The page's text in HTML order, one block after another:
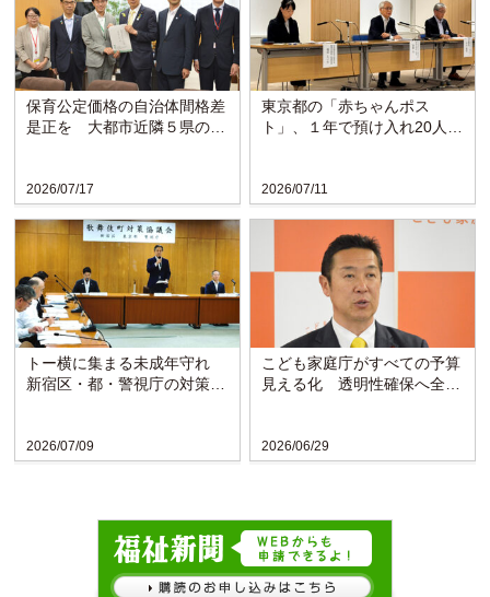
2026/07/17
保育公定価格の自治体間格差
是正を 大都市近隣５県の知
2026/07/11
東京都の「赤ちゃんポス
ト」、１年で預け入れ20人
2026/07/09
トー横に集まる未成年守れ
新宿区・都・警視庁の対策協
2026/06/29
こども家庭庁がすべての予算
見える化 透明性確保へ全省